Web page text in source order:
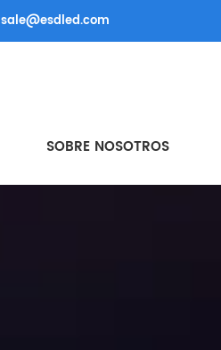
sale@esdled.com
SOBRE NOSOTROS